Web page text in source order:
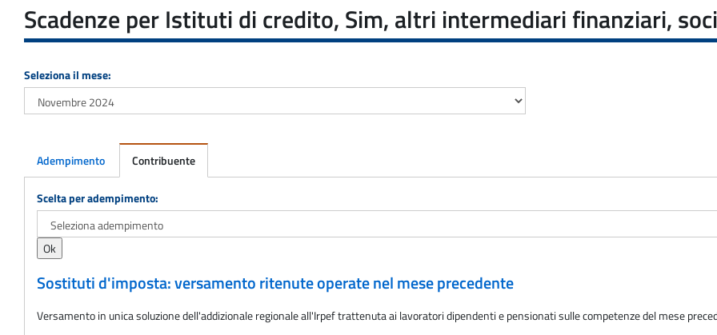
Scadenze per Istituti di credito, Sim, altri intermediari finanziari,
Seleziona il mese:
Adempimento Contribuente
Adempimento
Scelta per adempimento:
Sostituti d'imposta: versamento ritenute operate nel mese precedente
Versamento in unica soluzione dell'addizionale regionale all'Irpef trattenuta ai lavoratori dipendenti e pensionati sulle competenze del mese